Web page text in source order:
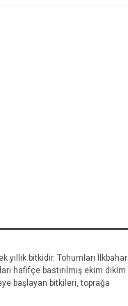
bitkidir. Tohumları İlkbahar
hafifçe bastırılmış ekim dikim
başlayan bitkileri, toprağa